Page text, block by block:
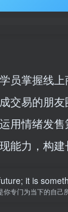
员掌握线
交易的朋
用情绪发
力，构建
it is
专门为当下的自己